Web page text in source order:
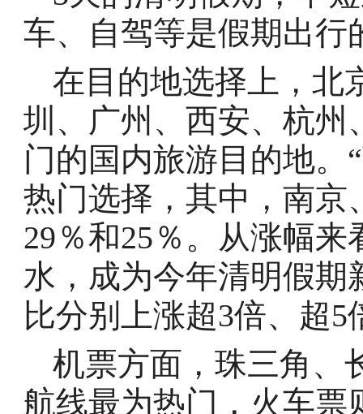
车、自驾等是假期出行
在目的地选择上，北
圳、广州、西安、杭州
门的国内旅游目的地。
热门选择，其中，南京
29％和25％。从涨幅
水，成为今年清明假期
比分别上涨超3倍、超5
机票方面，珠三角、
航线最为热门，火车票